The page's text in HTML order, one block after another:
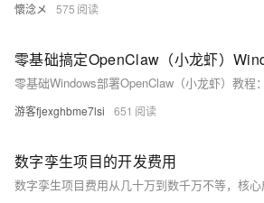
懷淰メ 575
游客fjexghbme7lsi 651
数字孪生项目的开发费用